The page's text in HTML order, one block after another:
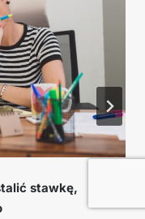
– słowniczek
znać